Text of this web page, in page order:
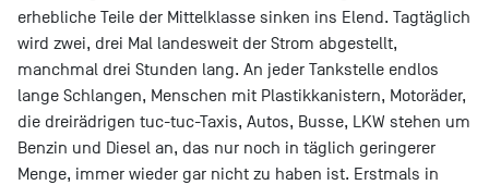
erhebliche Teile der Mittelklasse sinken ins Elend. Tagtäglich
wird zwei, drei Mal landesweit der Strom abgestellt,
manchmal drei Stunden lang. An jeder Tankstelle endlos
lange Schlangen, Menschen mit Plastikkanistern, Motoräder,
die dreirädrigen tuc-tuc-Taxis, Autos, Busse, LKW stehen um
Benzin und Diesel an, das nur noch in täglich geringerer
Menge, immer wieder gar nicht zu haben ist. Erstmals in